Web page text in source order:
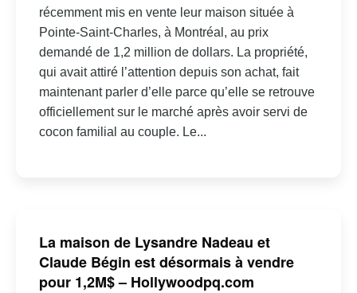
récemment mis en vente leur maison située à
Pointe-Saint-Charles, à Montréal, au prix
demandé de 1,2 million de dollars. La propriété,
qui avait attiré l’attention depuis son achat, fait
maintenant parler d’elle parce qu’elle se retrouve
officiellement sur le marché après avoir servi de
cocon familial au couple. Le...
La maison de Lysandre Nadeau et
Claude Bégin est désormais à vendre
pour 1,2M$ – Hollywoodpq.com